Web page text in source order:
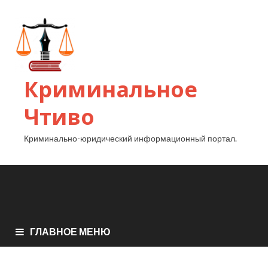
Криминальное
Чтиво
Криминально-юридический информационный портал.
ГЛАВНОЕ МЕНЮ